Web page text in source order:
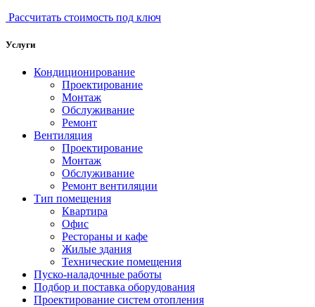
Рассчитать стоимость под ключ
Услуги
Кондиционирование
Проектирование
Монтаж
Обслуживание
Ремонт
Вентиляция
Проектирование
Монтаж
Обслуживание
Ремонт вентиляции
Тип помещения
Квартира
Офис
Рестораны и кафе
Жилые здания
Технические помещения
Пуско-наладочные работы
Подбор и поставка оборудования
Проектирование систем отопления